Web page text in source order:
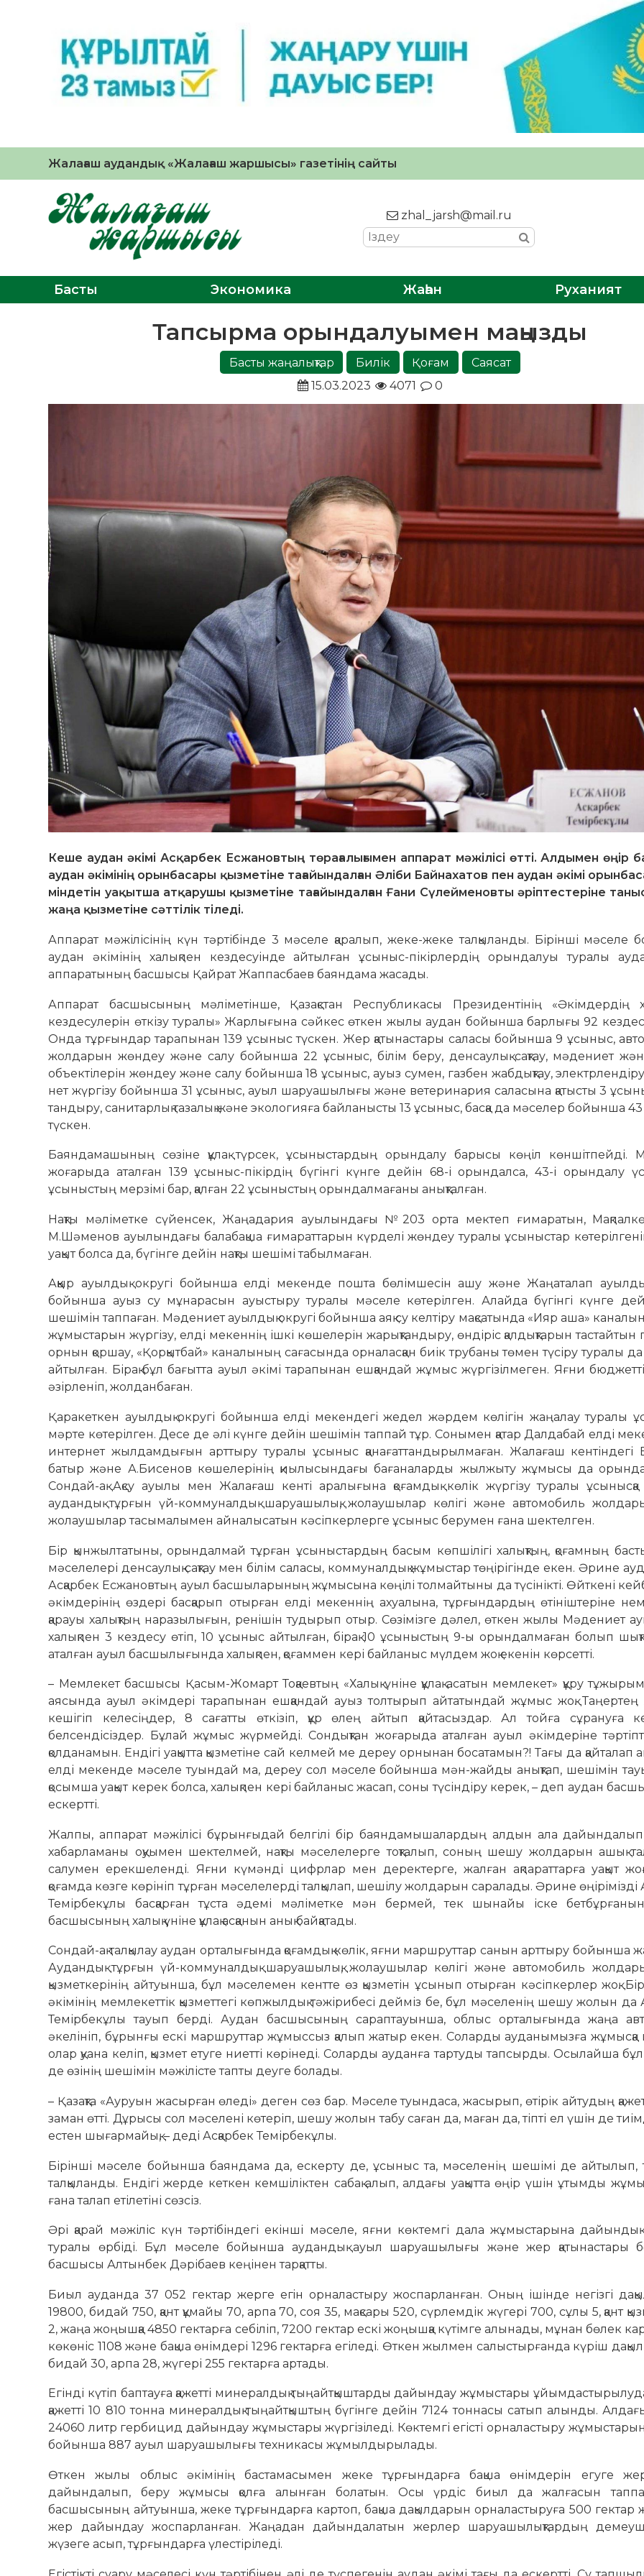
Жалағаш аудандық «Жалағаш жаршысы» газетінің сайты
zhal_jarsh@mail.ru
Басты Экономика Жаһан Руханият
Тапсырма орындалуымен маңызды
Басты жаңалықтар Билік Қоғам
Саясат
15.03.2023
4071 0
Кеше аудан әкімі Асқарбек Есжановтың төрағалығымен аппарат мәжілісі өтті. Алдымен өңір
аудан әкімінің орынбасары қызметіне тағайындалған Әліби Байнахатов пен аудан әкімі
міндетін уақытша атқарушы қызметіне тағайындалған Ғани Сүлейменовты әріптестеріне
жаңа қызметіне сәттілік тіледі.
Аппарат мәжілісінің күн тәртібінде 3 мәселе қаралып, жеке-жеке талқыланды. Бірінші мәселе
аудан әкімінің халықпен кездесуінде айтылған ұсыныс-пікірлердің орындалуы туралы
аппаратының басшысы Қайрат Жаппасбаев баяндама жасады.
Аппарат басшысының мәліметінше, Қа­зақ­стан Республикасы Президентінің «Әкімдердің
кездесулерін өткізу туралы» Жар­лығына сәйкес өткен жылы аудан бойын­ша барлығы 92
Онда тұрғын­дар тарапынан 139 ұсыныс түскен. Жер қатынас­тары саласы бойынша 9 ұсыныс,
жолдарын жөндеу және салу бойынша 22 ұсы­ныс, білім беру, денсаулық сақтау, мәдениет
объектілерін жөндеу және салу бойынша 18 ұсыныс, ауыз сумен, газбен жаб­дықтау,
нет жүргізу бойын­ша 31 ұсыныс, ауыл шаруа­шылығы және ветеринария саласына қатысты 3
тандыру, санитарлық тазалық және экологияға байланысты 13 ұсыныс, басқа да мәселер бойынша
түскен.
Баяндамашының сөзіне құлақ түрсек, ұсыныс­тардың орындалу барысы көңіл көншітпейді.
жоғарыда аталған 139 ұсыныс-пікірдің бүгінгі күнге дейін 68-і орындалса, 43-і орындалу
ұсыныстың мерзімі бар, қалған 22 ұсыныстың орындалмағаны анықталған.
Нақты мәліметке сүйенсек, Жаңадария ауылындағы №203 орта мектеп ғимаратын,
М.Шәменов ауылындағы балабақша ғимараттарын күрделі жөндеу туралы ұсыныстар
уақыт болса да, бүгінге дейін нақты шешімі табылмаған.
Аққыр ауылдық округі бойынша елді мекенде пошта бөлімшесін ашу және Жаңаталап
бойынша ауыз су мұнарасын ауыстыру туралы мәселе көтерілген. Алайда бүгінгі күнге
шешімін таппаған. Мәдениет ауылдық округі бойынша аяқ су келтіру мақсатында «Ияр аша» каналын
жұмыстарын жүргізу, елді мекеннің ішкі көшелерін жарықтандыру, өндіріс қалдықтарын тастайтын
орнын қоршау, «Қорқытбай» каналының сағасында орналасқан биік трубаны төмен түсіру туралы
айтылған. Бірақ бұл бағытта ауыл әкімі тарапынан ешқандай жұмыс жүргізілмеген. Яғни
әзірленіп, жолданбаған.
Қаракеткен ауылдық округі бойынша елді мекендегі жедел жәрдем көлігін жаңалау туралы
мәрте көтерілген. Десе де әлі күнге дейін шешімін таппай тұр. Сонымен қатар Далдабай елді
интернет жылдамдығын арттыру туралы ұсыныс қанағаттандырылмаған. Жалағаш кентіндегі
батыр және А.Бисенов көшелерінің қиылысындағы бағаналарды жылжыту жұмысы да
Сондай-ақ Ақсу ауылы мен Жалағаш кенті аралығына қоғамдық көлік жүргізу туралы ұсынысқа
аудандық тұрғын үй-коммуналдық шаруашылық, жолаушылар көлігі және автомобиль
жолаушылар тасымалымен айналысатын кәсіпкерлерге ұсыныс берумен ғана шектелген.
Бір қынжылтатыны, орындалмай тұрған ұсыныстардың басым көпшілігі халықтың, қоғамның
мәселелері денсаулық сақтау мен білім саласы, коммуналдық жұмыстар төңірігінде екен. Әрине
Асқарбек Есжановтың ауыл басшыларының жұмысына көңілі толмайтыны да түсінікті. Өйткені
әкімдерінің өздері басқарып отырған елді мекеннің ахуалына, тұрғындардың өтініштеріне
қарауы халықтың наразылығын, ренішін тудырып отыр. Сөзімізге дәлел, өткен жылы Мәдениет
халықпен 3 кездесу өтіп, 10 ұсыныс айтылған, бірақ 10 ұсыныстың 9-ы орындалмаған болып
аталған ауыл басшылығында халықпен, қоғаммен кері байланыс мүлдем жоқ екенін көрсетті.
– Мемлекет басшысы Қасым-Жомарт Тоқаевтың «Халық үніне құлақ асатын мемлекет» құру
аясында ауыл әкімдері тарапынан ешқандай ауыз толтырып айтатындай жұмыс жоқ. Таңертең
кешігіп келесіңдер, 8 сағатты өткізіп, құр өлең айтып қайтасыздар. Ал тойға сұрануға
белсендісіздер. Бұлай жұмыс жүрмейді. Сондықтан жоғарыда аталған ауыл әкімдеріне
қолданамын. Ендігі уақытта қызметіне сай келмей ме дереу орнынан босатамын?! Тағы да қайталап
елді мекенде мәселе туындай ма, дереу сол мәселе бойынша мән-жайды анықтап, шешімін
қосымша уақыт керек болса, халықпен кері байланыс жасап, соны түсіндіру керек, – деп аудан
ескертті.
Жалпы, аппарат мәжілісі бұрынғыдай белгілі бір баяндамышалардың алдын ала
хабарламаны оқуымен шектелмей, нақты мәселелерге тоқталып, соның шешу жолдарын ашық
салумен ерекшеленді. Яғни күмәнді цифрлар мен деректерге, жалған ақпараттарға уақыт
қоғамда көзге көрініп тұрған мәселелерді талқылап, шешілу жолдарын саралады. Әрине өңірімізді
Темірбекұлы басқарған тұста әдемі мәліметке мән бермей, тек шынайы іске
басшысының халық үніне құлақ асқанын анық байқатады.
Сондай-ақ талқылау аудан орталығында қоғамдық көлік, яғни маршруттар санын арттыру бойынша
Аудандық тұрғын үй-коммуналдық шаруашылық, жолаушылар көлігі және автомобиль
қызметкерінің айтуынша, бұл мәселемен кентте өз қызметін ұсынып отырған кәсіпкерлер жоқ.
әкімінің мемлекеттік қызметтегі көпжылдық тәжірибесі дейміз бе, бұл мәселенің шешу жолын да
Темірбекұлы тауып берді. Аудан басшысының сараптауынша, облыс орталығында жаңа
әкелініп, бұрынғы ескі маршруттар жұмыссыз қалып жатыр екен. Соларды ауданымызға жұмысқа
олар қуана келіп, қызмет етуге ниетті көрінеді. Соларды ауданға тартуды тапсырды. Осылайша
де өзінің шешімін мәжілісте тапты деуге болады.
– Қазақта «Ауруын жасырған өледі» деген сөз бар. Мәселе туындаса, жасырып, өтірік айтудың
заман өтті. Дұрысы сол мәселені көтеріп, шешу жолын табу саған да, маған да, тіпті ел үшін де
естен шығармайық, – деді Асқарбек Темірбекұлы.
Бірінші мәселе бойынша баяндама да, ескерту де, ұсыныс та, мәселенің шешімі де айтылып,
талқыланды. Ендігі жерде кеткен кемшіліктен сабақ алып, алдағы уақытта өңір үшін ұтымды
ғана талап етілетіні сөзсіз.
Әрі қарай мәжіліс күн тәртібіндегі екінші мәселе, яғни көктемгі дала жұмыстарына
туралы өрбіді. Бұл мәселе бойынша аудандық ауыл шаруашылығы және жер қатынастары
басшысы Алтынбек Дәрібаев кеңінен тарқатты.
Биыл ауданда 37 052 гектар жерге егiн орналастыру жоспарланған. Оның ішінде негізгі
19800, бидай 750, қант құмайы 70, арпа 70, соя 35, мақсары 520, сүрлемдік жүгері 700, сұлы 5, қант
2, жаңа жоңышқа 4850 гектарға себіліп, 7200 гектар ескі жоңышқа күтімге алынады, мұнан бөлек
көкөніс 1108 және бақша өнімдері 1296 гектарға егіледі. Өткен жылмен салыстырғанда күріш
бидай 30, арпа 28, жүгері 255 гектарға артады.
Егінді күтіп баптауға қажетті минералдық тыңайтқыштарды дайындау жұмыстары
қажетті 10 810 тонна минералдық тыңайтқыштың бүгінге дейін 7124 тоннасы сатып алынды. Алдағы
24060 литр гербицид дайындау жұ­мыстары жүргізіледі. Көктемгі егісті орна­лас­тыру
бойынша 887 ауыл шаруашылығы техникасы жұмыл­дырылады.
Өткен жылы облыс әкімінің баста­масымен жеке тұрғындарға бақша өнімдерін егуге жер
дайындалып, беру жұмысы қолға алынған болатын. Осы үрдіс биыл да жалғасын
басшысының айтуынша, жеке тұрғындарға картоп, бақша дақылдарын орналастыруға 500 гектар
жер дайындау жоспарланған. Жаңадан дайындалатын жерлер шаруа­шылықтардың
жүзеге асып, тұрғындарға үлестіріледі.